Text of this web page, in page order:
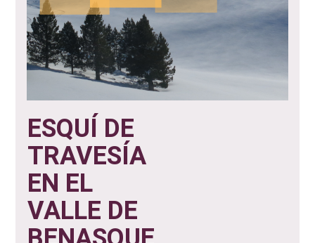
ESQUÍ DE
TRAVESÍA
EN EL
VALLE DE